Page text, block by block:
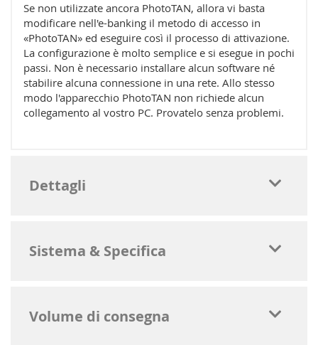
Se non utilizzate ancora PhotoTAN, allora vi basta
modificare nell'e-banking il metodo di accesso in
«PhotoTAN» ed eseguire così il processo di attivazione.
La configurazione è molto semplice e si esegue in pochi
passi. Non è necessario installare alcun software né
stabilire alcuna connessione in una rete. Allo stesso
modo l'apparecchio PhotoTAN non richiede alcun
collegamento al vostro PC. Provatelo senza problemi.
Dettagli
Sistema & Specifica
Volume di consegna